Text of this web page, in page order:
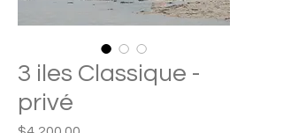
3 iles Classique -
privé